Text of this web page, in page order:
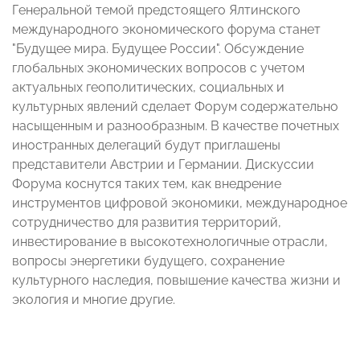
Генеральной темой предстоящего Ялтинского
международного экономического форума станет
"Будущее мира. Будущее России". Обсуждение
глобальных экономических вопросов с учетом
актуальных геополитических, социальных и
культурных явлений сделает Форум содержательно
насыщенным и разнообразным. В качестве почетных
иностранных делегаций будут приглашены
представители Австрии и Германии. Дискуссии
Форума коснутся таких тем, как внедрение
инструментов цифровой экономики, международное
сотрудничество для развития территорий,
инвестирование в высокотехнологичные отрасли,
вопросы энергетики будущего, сохранение
культурного наследия, повышение качества жизни и
экология и многие другие.